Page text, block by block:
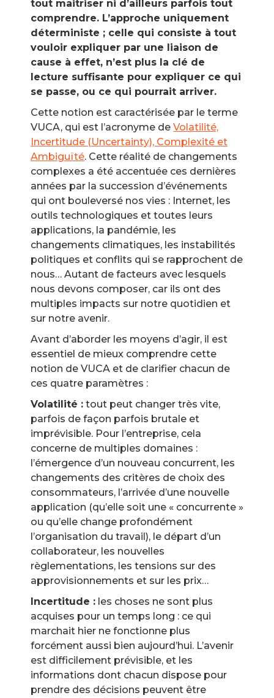
tout maitriser ni d’ailleurs parfois tout
comprendre. L’approche uniquement
déterministe ; celle qui consiste à tout
vouloir expliquer par une liaison de
cause à effet, n’est plus la clé de
lecture suffisante pour expliquer ce qui
se passe, ou ce qui pourrait arriver.
Cette notion est caractérisée par le terme
VUCA, qui est l’acronyme de Volatilité,
Incertitude (Uncertainty), Complexité et
Ambiguïté. Cette réalité de changements
complexes a été accentuée ces dernières
années par la succession d’événements
qui ont bouleversé nos vies : Internet, les
outils technologiques et toutes leurs
applications, la pandémie, les
changements climatiques, les instabilités
politiques et conflits qui se rapprochent de
nous… Autant de facteurs avec lesquels
nous devons composer, car ils ont des
multiples impacts sur notre quotidien et
sur notre avenir.
Avant d’aborder les moyens d’agir, il est
essentiel de mieux comprendre cette
notion de VUCA et de clarifier chacun de
ces quatre paramètres :
Volatilité : tout peut changer très vite,
parfois de façon parfois brutale et
imprévisible. Pour l’entreprise, cela
concerne de multiples domaines :
l’émergence d’un nouveau concurrent, les
changements des critères de choix des
consommateurs, l’arrivée d’une nouvelle
application (qu’elle soit une « concurrente »
ou qu’elle change profondément
l’organisation du travail), le départ d’un
collaborateur, les nouvelles
règlementations, les tensions sur des
approvisionnements et sur les prix…
Incertitude : les choses ne sont plus
acquises pour un temps long : ce qui
marchait hier ne fonctionne plus
forcément aussi bien aujourd’hui. L’avenir
est difficilement prévisible, et les
informations dont chacun dispose pour
prendre des décisions peuvent être